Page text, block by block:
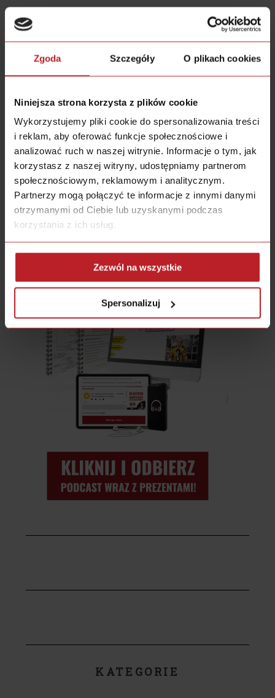
Zgoda Szczegóły O plikach cookies
Niniejsza strona korzysta z plików cookie
Wykorzystujemy pliki cookie do spersonalizowania treści
i reklam, aby oferować funkcje społecznościowe i
analizować ruch w naszej witrynie. Informacje o tym, jak
korzystasz z naszej witryny, udostępniamy partnerom
społecznościowym, reklamowym i analitycznym.
Partnerzy mogą połączyć te informacje z innymi danymi
otrzymanymi od Ciebie lub uzyskanymi podczas
korzystania z ich usług.
Zezwól na wszystkie
Spersonalizuj
KATEGORIE